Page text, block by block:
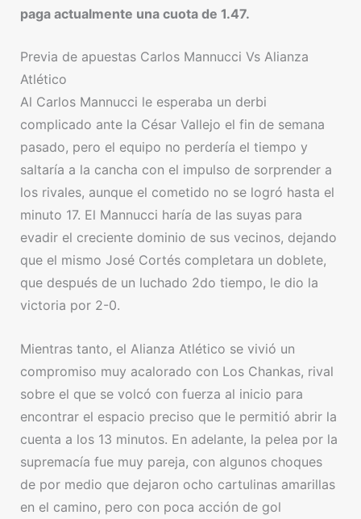
paga actualmente una cuota de 1.47.
Previa de apuestas Carlos Mannucci Vs Alianza
Atlético
Al Carlos Mannucci le esperaba un derbi
complicado ante la César Vallejo el fin de semana
pasado, pero el equipo no perdería el tiempo y
saltaría a la cancha con el impulso de sorprender a
los rivales, aunque el cometido no se logró hasta el
minuto 17. El Mannucci haría de las suyas para
evadir el creciente dominio de sus vecinos, dejando
que el mismo José Cortés completara un doblete,
que después de un luchado 2do tiempo, le dio la
victoria por 2-0.
Mientras tanto, el Alianza Atlético se vivió un
compromiso muy acalorado con Los Chankas, rival
sobre el que se volcó con fuerza al inicio para
encontrar el espacio preciso que le permitió abrir la
cuenta a los 13 minutos. En adelante, la pelea por la
supremacía fue muy pareja, con algunos choques
de por medio que dejaron ocho cartulinas amarillas
en el camino, pero con poca acción de gol